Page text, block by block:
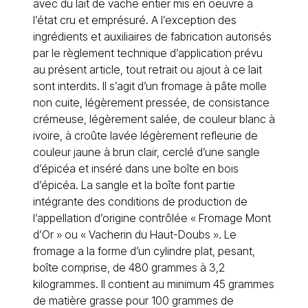
avec du lait de vache entier mis en oeuvre à
l’état cru et emprésuré. A l’exception des
ingrédients et auxiliaires de fabrication autorisés
par le règlement technique d’application prévu
au présent article, tout retrait ou ajout à ce lait
sont interdits. Il s’agit d’un fromage à pâte molle
non cuite, légèrement pressée, de consistance
crémeuse, légèrement salée, de couleur blanc à
ivoire, à croûte lavée légèrement refleurie de
couleur jaune à brun clair, cerclé d’une sangle
d’épicéa et inséré dans une boîte en bois
d’épicéa. La sangle et la boîte font partie
intégrante des conditions de production de
l’appellation d’origine contrôlée « Fromage Mont
d’Or » ou « Vacherin du Haut-Doubs ». Le
fromage a la forme d’un cylindre plat, pesant,
boîte comprise, de 480 grammes à 3,2
kilogrammes. Il contient au minimum 45 grammes
de matière grasse pour 100 grammes de